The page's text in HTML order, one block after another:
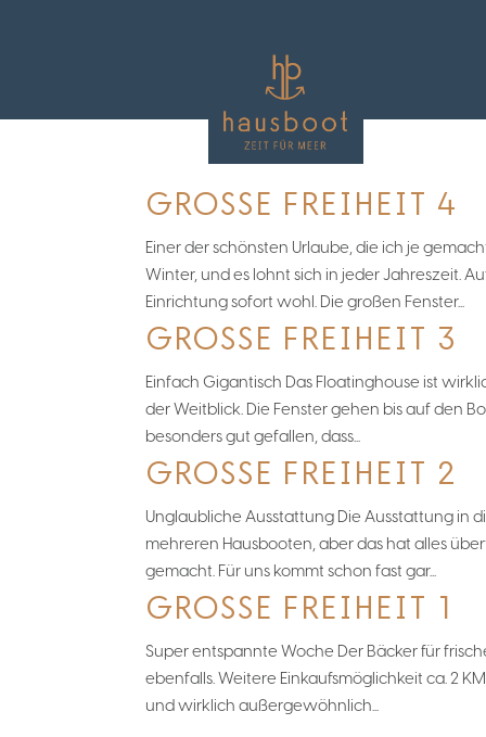
GROSSE FREIHEIT 4
Einer der schönsten Urlaube, die ich je
Winter, und es lohnt sich in jeder Jahreszeit.
Einrichtung sofort wohl. Die großen Fenster...
GROSSE FREIHEIT 3
Einfach Gigantisch Das Floatinghouse ist
der Weitblick. Die Fenster gehen bis auf den
besonders gut gefallen, dass...
GROSSE FREIHEIT 2
Unglaubliche Ausstattung Die Ausstattung in
mehreren Hausbooten, aber das hat alles
gemacht. Für uns kommt schon fast gar...
GROSSE FREIHEIT 1
Super entspannte Woche Der Bäcker für
ebenfalls. Weitere Einkaufsmöglichkeit ca. 2
und wirklich außergewöhnlich...